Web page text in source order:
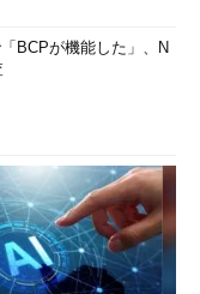
BCPが機能した」、N